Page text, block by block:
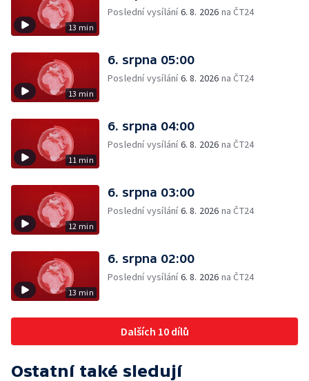
13 min
Poslední vysílání6. 8. 2026 na ČT24
13 min
6. srpna 05:00
Poslední vysílání6. 8. 2026 na ČT24
11 min
6. srpna 04:00
Poslední vysílání6. 8. 2026 na ČT24
12 min
6. srpna 03:00
Poslední vysílání6. 8. 2026 na ČT24
13 min
6. srpna 02:00
Poslední vysílání6. 8. 2026 na ČT24
Dalších 10 dílů
Ostatní také sledují